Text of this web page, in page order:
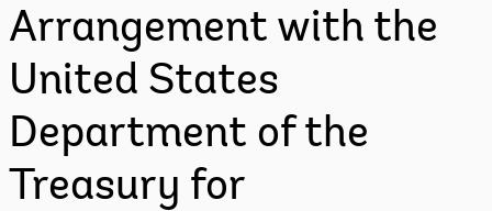
Arrangement with the
United States
Department of the
Treasury for